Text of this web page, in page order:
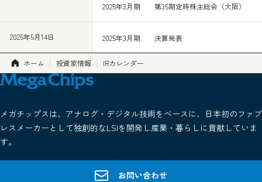
2025年3月期 第35期定時株主総会（大阪）
2025年5月14日 2025年3月期 決算発表
ホーム 投資家情報 IRカレンダー
メガチップスは、アナログ・デジタル技術をベースに、日本初のファブ
レスメーカーとして独創的なLSIを開発し産業・暮らしに貢献していま
す。
お問い合わせ